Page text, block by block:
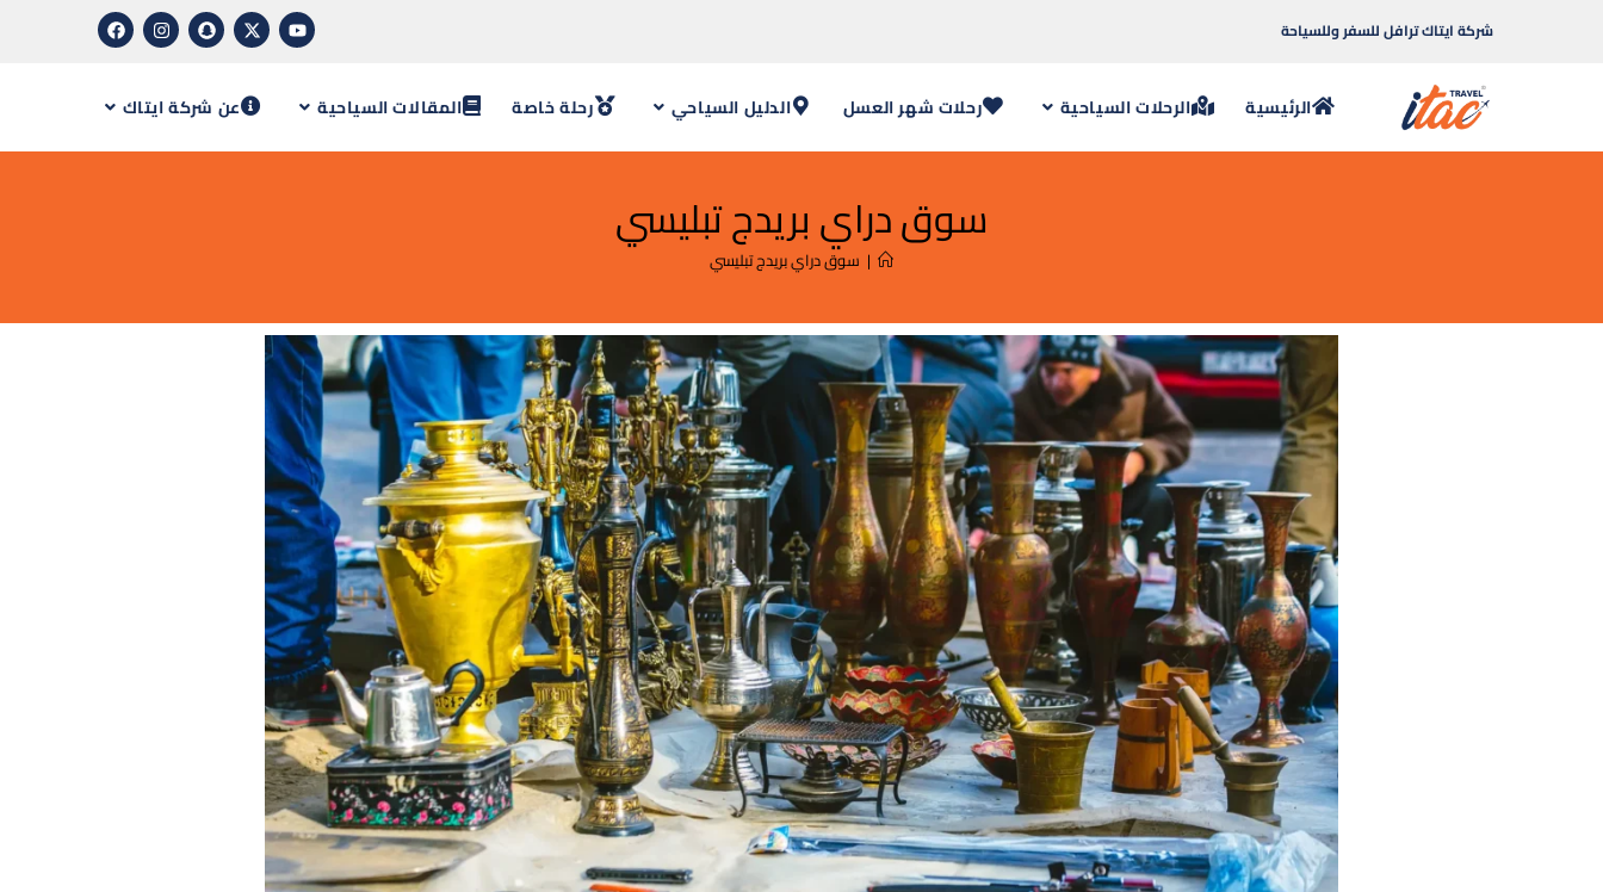
شركة ايتاك ترافل للسفر وللسياحة
عن شركة ايتاك المقالات السياحية رحلة خاصة الدليل السياحي رحلات شهر العسل الرحلات السياحية الرئيسية
سوق دراي بريدج تبليسي
| سوق دراي بريدج تبليسي